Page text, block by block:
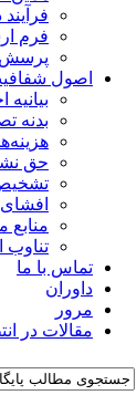
فرآیند
فرم
پرسش
اصول شفافیت
بیانیه
بدنه
حق نشر
تشخیص
افشای
منابع
تناوب
تماس با ما
داوران
مرور
مقالات در